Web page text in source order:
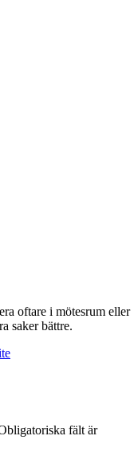
oftare i mötesrum eller
saker bättre.
fält är